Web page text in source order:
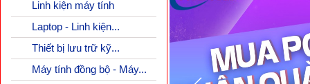
Linh kiện máy tính
Laptop - Linh kiện...
Thiết bị lưu trữ kỹ...
Máy tính đồng bộ - Máy...